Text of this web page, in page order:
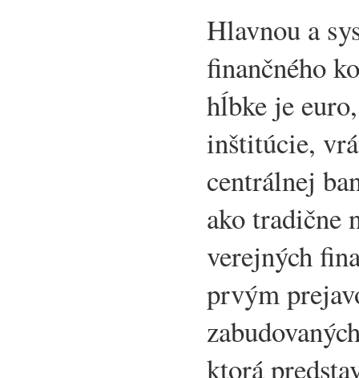
Hlavnou a
finančného
hĺbke je
inštitúcie,
centrálnej
ako tradične
verejných
prvým
ktorá